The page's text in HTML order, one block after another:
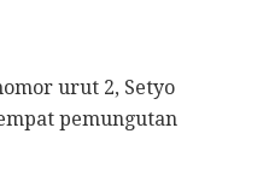
urut 2, Setyo
pemungutan